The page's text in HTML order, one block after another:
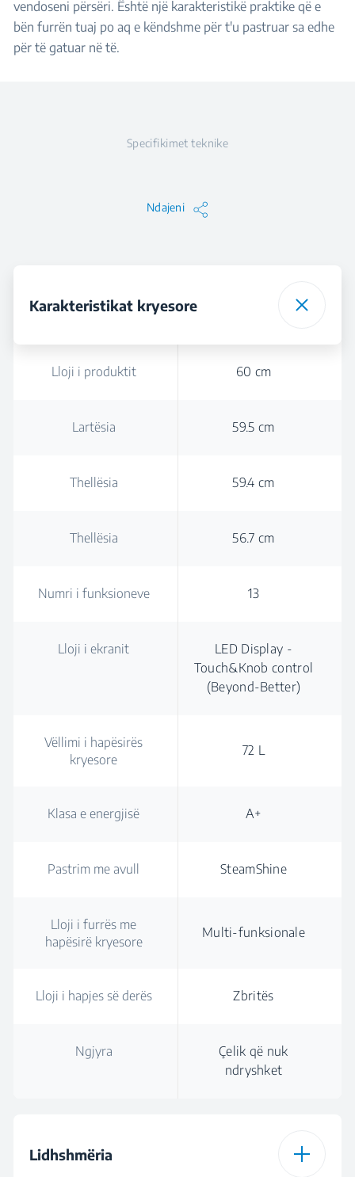
vendoseni përsëri. Është një karakteristikë praktike që e
bën furrën tuaj po aq e këndshme për t'u pastruar sa edhe
për të gatuar në të.
Specifikimet teknike
Ndajeni
Karakteristikat kryesore
Lloji i produktit 60 cm
Lartësia 59.5 cm
Thellësia 59.4 cm
Thellësia 56.7 cm
Numri i funksioneve 13
Lloji i ekranit
LED Display -
Touch&Knob control
(Beyond-Better)
Vëllimi i hapësirës
kryesore
72 L
Klasa e energjisë A+
Pastrim me avull SteamShine
Lloji i furrës me
hapësirë kryesore
Multi-funksionale
Lloji i hapjes së derës Zbritës
Ngjyra
Çelik që nuk
ndryshket
Lidhshmëria